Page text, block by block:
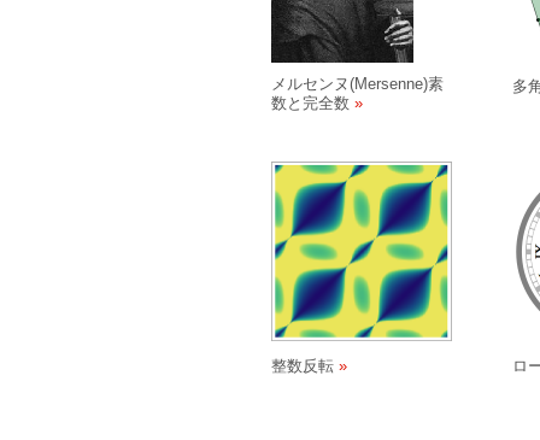
メルセンヌ(Mersenne)素
数と完全数
多
整数反転 ロ